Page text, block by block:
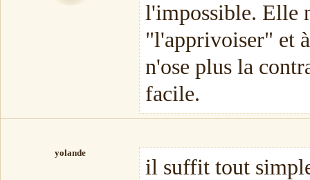
l'impossible. Elle
"l'apprivoiser" et
n'ose plus la
facile.
yolande
il suffit tout